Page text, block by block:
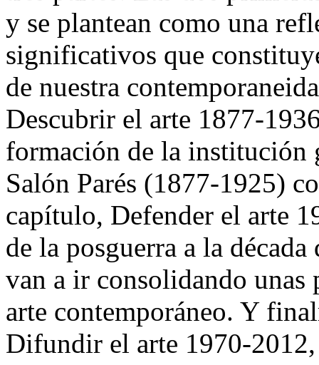
y se plantean como una
significativos que
de nuestra
Descubrir el arte 1877-
formación de la institución
Salón Parés (1877-1925)
capítulo, Defender el arte
de la posguerra a la
van a ir consolidando
arte contemporáneo. Y
Difundir el arte 1970-2012,